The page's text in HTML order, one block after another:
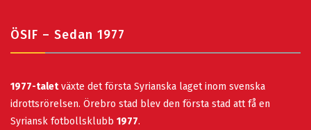
ÖSIF – Sedan 1977
1977-taletväxte det första Syrianska laget inom svenska
idrottsrörelsen. Örebro stad blev den första stad att få en
Syriansk fotbollsklubb 1977.